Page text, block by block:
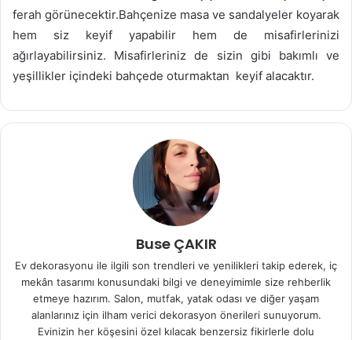
ferah görünecektir.Bahçenize masa ve sandalyeler koyarak
hem siz keyif yapabilir hem de misafirlerinizi
ağırlayabilirsiniz. Misafirleriniz de sizin gibi bakımlı ve
yeşillikler içindeki bahçede oturmaktan keyif alacaktır.
Buse ÇAKIR
Ev dekorasyonu ile ilgili son trendleri ve yenilikleri takip ederek, iç
mekân tasarımı konusundaki bilgi ve deneyimimle size rehberlik
etmeye hazırım. Salon, mutfak, yatak odası ve diğer yaşam
alanlarınız için ilham verici dekorasyon önerileri sunuyorum.
Evinizin her köşesini özel kılacak benzersiz fikirlerle dolu